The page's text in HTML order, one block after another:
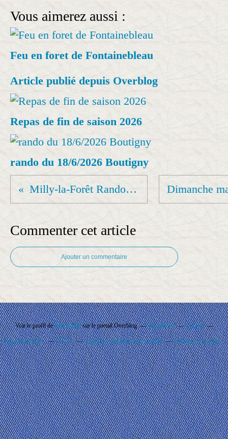
Vous aimerez aussi :
Feu en foret de Fontainebleau
Article publié depuis Overblog
Repas de fin de saison 2026
rando du 18/6/2026 Boutigny
Milly-la-Forêt Rando du 18 02 2024
Commenter cet article
Ajouter un commentaire
Voir le profil deRando'Ballsur le portail Overblog Top articles Contact
Signaler un abus C.G.U. Cookies et données personnelles Préférences cookies